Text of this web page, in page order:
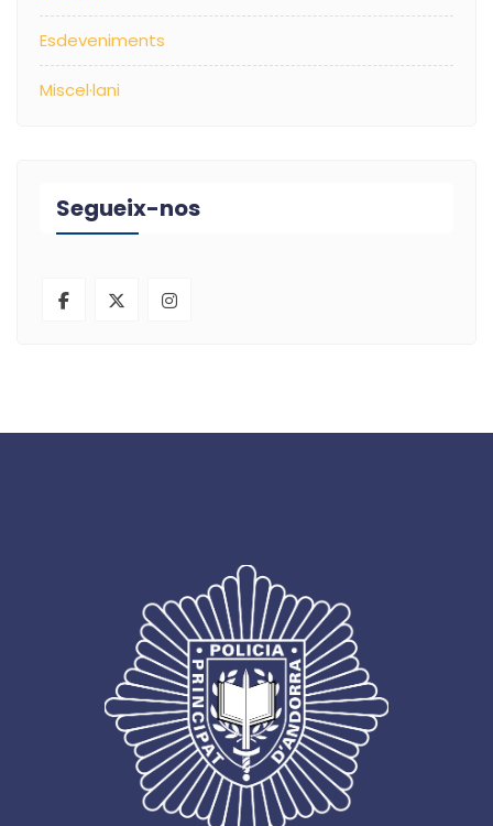
Esdeveniments
Miscel·lani
Segueix-nos